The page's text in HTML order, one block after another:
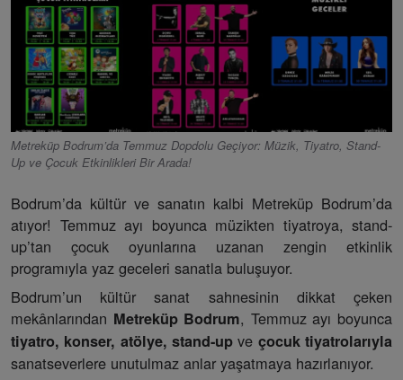
Metreküp Bodrum’da Temmuz Dopdolu Geçiyor: Müzik, Tiyatro, Stand-
Up ve Çocuk Etkinlikleri Bir Arada!
Bodrum’da kültür ve sanatın kalbi Metreküp Bodrum’da
atıyor! Temmuz ayı boyunca müzikten tiyatroya, stand-
up’tan çocuk oyunlarına uzanan zengin etkinlik
programıyla yaz geceleri sanatla buluşuyor.
Bodrum’un kültür sanat sahnesinin dikkat çeken
mekânlarından Metreküp Bodrum, Temmuz ayı boyunca
tiyatro, konser, atölye, stand-up ve çocuk tiyatrolarıyla
sanatseverlere unutulmaz anlar yaşatmaya hazırlanıyor.